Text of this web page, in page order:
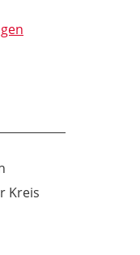
Kreis